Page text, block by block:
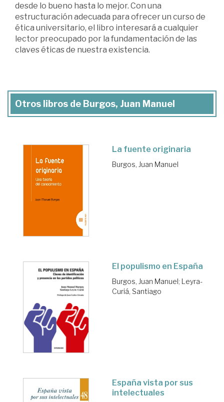
desde lo bueno hasta lo mejor. Con una
estructuración adecuada para ofrecer un curso de
ética universitario, el libro interesará a cualquier
lector preocupado por la fundamentación de las
claves éticas de nuestra existencia.
Otros libros de Burgos, Juan Manuel
La fuente originaria
Burgos, Juan Manuel
El populismo en España
Burgos, Juan Manuel; Leyra-
Curiá, Santiago
España vista por sus
intelectuales